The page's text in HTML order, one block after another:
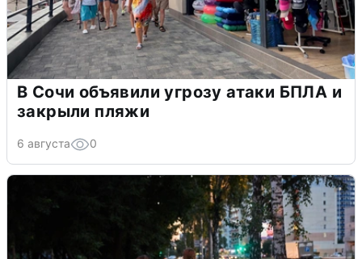
В Сочи объявили угрозу атаки БПЛА и
закрыли пляжи
6 августа 0